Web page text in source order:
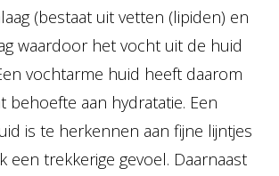
(bestaat uit vetten (lipiden) en
waardoor het vocht uit de huid
vochtarme huid heeft daarom
behoefte aan hydratatie. Een
is te herkennen aan fijne lijntjes
een trekkerige gevoel. Daarnaast